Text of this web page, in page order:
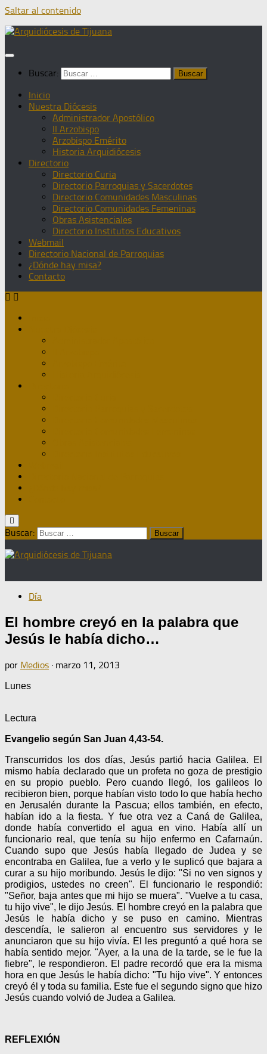
Saltar al contenido
Buscar:
Inicio
Nuestra Diócesis
Administrador Apostólico
II Arzobispo
Arzobispo Emérito
Historia Arquidiócesis
Directorio
Directorio Curia
Directorio Parroquias y Sacerdotes
Directorio Comunidades Masculinas
Directorio Comunidades Femeninas
Obras Asistenciales
Directorio Institutos Educativos
Webmail
Directorio Nacional de Parroquias
¿Dónde hay misa?
Contacto
Buscar:
Día
El hombre creyó en la palabra que
Jesús le había dicho…
por Medios · marzo 11, 2013
Lunes
Lectura
Evangelio según San Juan 4,43-54.
Transcurridos los dos días, Jesús partió hacia Galilea. El
mismo había declarado que un profeta no goza de prestigio
en su propio pueblo. Pero cuando llegó, los galileos lo
recibieron bien, porque habían visto todo lo que había hecho
en Jerusalén durante la Pascua; ellos también, en efecto,
habían ido a la fiesta. Y fue otra vez a Caná de Galilea,
donde había convertido el agua en vino. Había allí un
funcionario real, que tenía su hijo enfermo en Cafarnaún.
Cuando supo que Jesús había llegado de Judea y se
encontraba en Galilea, fue a verlo y le suplicó que bajara a
curar a su hijo moribundo. Jesús le dijo: "Si no ven signos y
prodigios, ustedes no creen". El funcionario le respondió:
"Señor, baja antes que mi hijo se muera". "Vuelve a tu casa,
tu hijo vive", le dijo Jesús. El hombre creyó en la palabra que
Jesús le había dicho y se puso en camino. Mientras
descendía, le salieron al encuentro sus servidores y le
anunciaron que su hijo vivía. El les preguntó a qué hora se
había sentido mejor. "Ayer, a la una de la tarde, se le fue la
fiebre", le respondieron. El padre recordó que era la misma
hora en que Jesús le había dicho: "Tu hijo vive". Y entonces
creyó él y toda su familia. Este fue el segundo signo que hizo
Jesús cuando volvió de Judea a Galilea.
REFLEXIÓN